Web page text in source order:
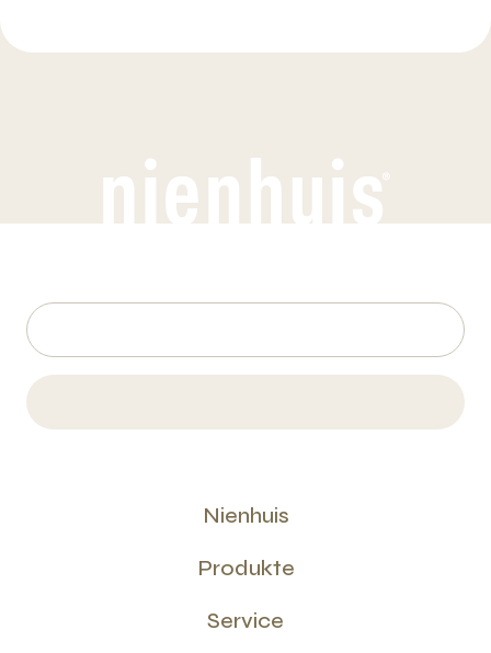
Nienhuis
Produkte
Service